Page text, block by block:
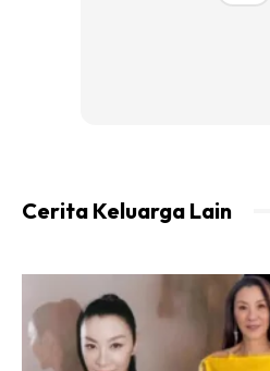
Cerita Keluarga Lain